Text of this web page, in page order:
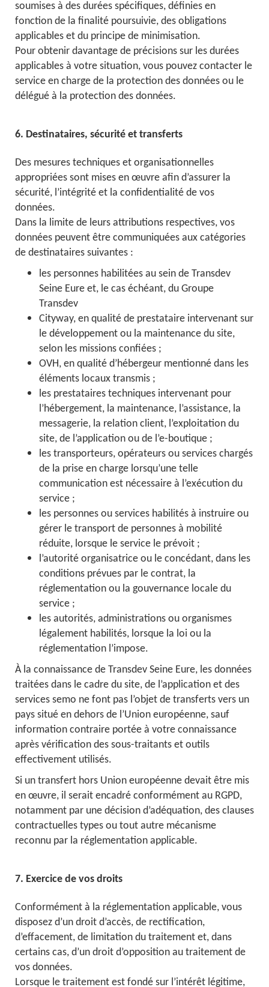
soumises à des durées spécifiques, définies en
fonction de la finalité poursuivie, des obligations
applicables et du principe de minimisation.
Pour obtenir davantage de précisions sur les durées
applicables à votre situation, vous pouvez contacter le
service en charge de la protection des données ou le
délégué à la protection des données.
6. Destinataires, sécurité et transferts
Des mesures techniques et organisationnelles
appropriées sont mises en œuvre afin d’assurer la
sécurité, l’intégrité et la confidentialité de vos
données.
Dans la limite de leurs attributions respectives, vos
données peuvent être communiquées aux catégories
de destinataires suivantes :
les personnes habilitées au sein de Transdev
Seine Eure et, le cas échéant, du Groupe
Transdev
Cityway, en qualité de prestataire intervenant sur
le développement ou la maintenance du site,
selon les missions confiées ;
OVH, en qualité d’hébergeur mentionné dans les
éléments locaux transmis ;
les prestataires techniques intervenant pour
l’hébergement, la maintenance, l’assistance, la
messagerie, la relation client, l’exploitation du
site, de l’application ou de l’e-boutique ;
les transporteurs, opérateurs ou services chargés
de la prise en charge lorsqu’une telle
communication est nécessaire à l’exécution du
service ;
les personnes ou services habilités à instruire ou
gérer le transport de personnes à mobilité
réduite, lorsque le service le prévoit ;
l’autorité organisatrice ou le concédant, dans les
conditions prévues par le contrat, la
réglementation ou la gouvernance locale du
service ;
les autorités, administrations ou organismes
légalement habilités, lorsque la loi ou la
réglementation l’impose.
À la connaissance de Transdev Seine Eure, les données
traitées dans le cadre du site, de l’application et des
services semo ne font pas l’objet de transferts vers un
pays situé en dehors de l’Union européenne, sauf
information contraire portée à votre connaissance
après vérification des sous-traitants et outils
effectivement utilisés.
Si un transfert hors Union européenne devait être mis
en œuvre, il serait encadré conformément au RGPD,
notamment par une décision d’adéquation, des clauses
contractuelles types ou tout autre mécanisme
reconnu par la réglementation applicable.
7. Exercice de vos droits
Conformément à la réglementation applicable, vous
disposez d’un droit d’accès, de rectification,
d’effacement, de limitation du traitement et, dans
certains cas, d’un droit d’opposition au traitement de
vos données.
Lorsque le traitement est fondé sur l’intérêt légitime,